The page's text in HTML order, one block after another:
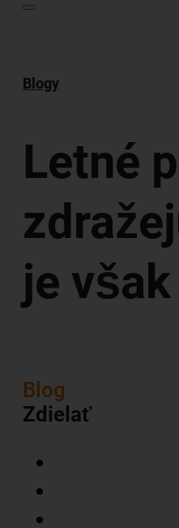
Blogy
Letné
je
Blog
Zdielať